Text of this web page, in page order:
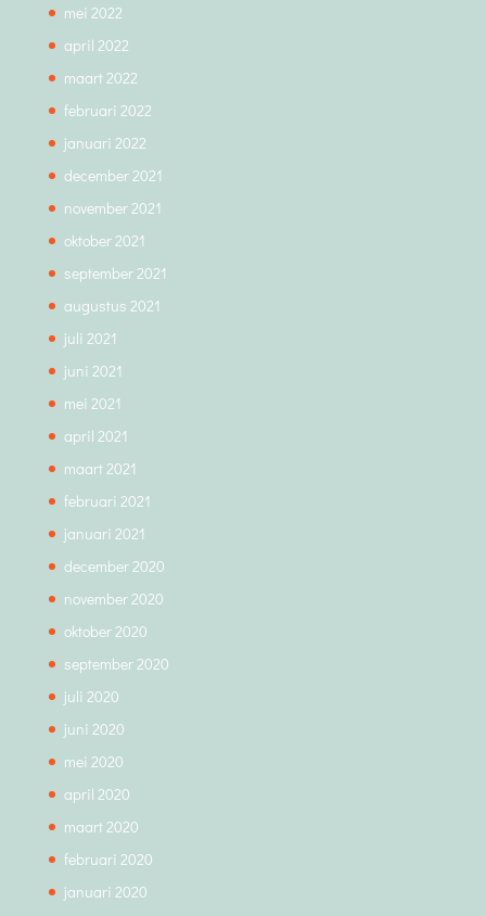
mei 2022
april 2022
maart 2022
februari 2022
januari 2022
december 2021
november 2021
oktober 2021
september 2021
augustus 2021
juli 2021
juni 2021
mei 2021
april 2021
maart 2021
februari 2021
januari 2021
december 2020
november 2020
oktober 2020
september 2020
juli 2020
juni 2020
mei 2020
april 2020
maart 2020
februari 2020
januari 2020